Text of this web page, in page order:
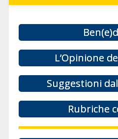
L’Opinione
Suggestioni
Rubriche